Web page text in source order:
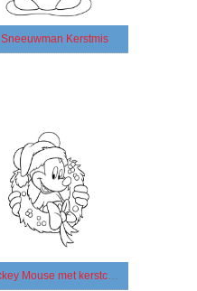
Sneeuwman Kerstmis
Mickey Mouse met kerstcadeau